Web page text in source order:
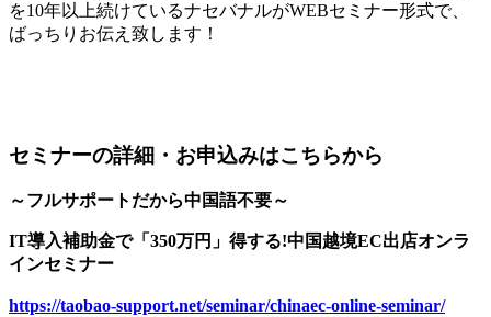
を10年以上続けているナセバナルがWEBセミナー形式で、
ばっちりお伝え致します！
セミナーの詳細・お申込みはこちらから
～フルサポートだから中国語不要～
IT導入補助金で「350万円」得する!中国越境EC出店オンラ
インセミナー
https://taobao-support.net/seminar/chinaec-online-seminar/